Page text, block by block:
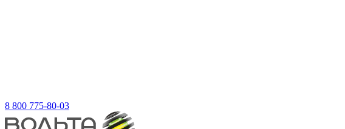
8 800 775-80-03